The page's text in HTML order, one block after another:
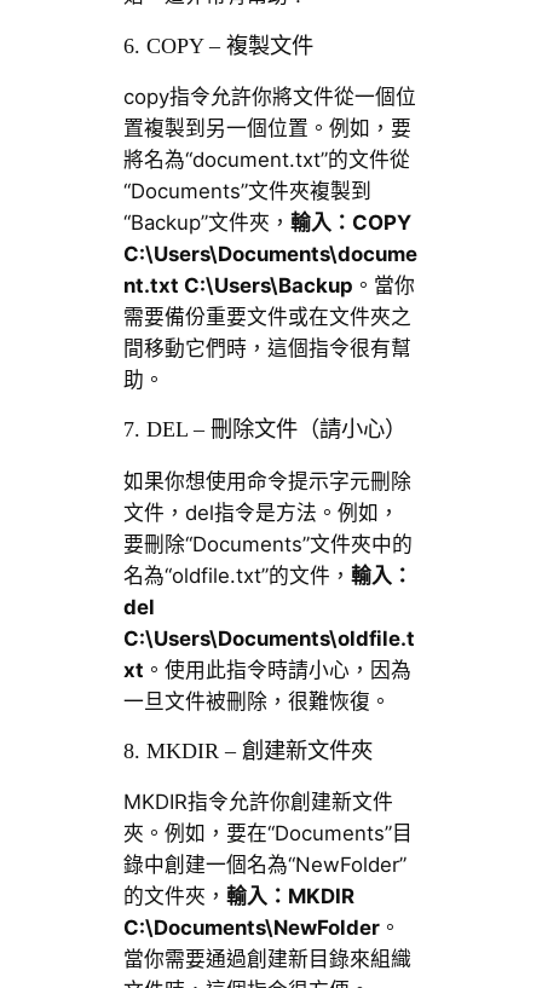
6. COPY – 複製文件
copy指令允許你將文件從一個位
置複製到另一個位置。例如，要
將名為“document.txt”的文件從
“Documents”文件夾複製到
“Backup”文件夾， 輸入： COPY
C:\Users\Documents\docume
nt.txt C:\Users\Backup 。當你
需要備份重要文件或在文件夾之
間移動它們時，這個指令很有幫
助。
7. DEL – 刪除文件（請小心）
如果你想使用命令提示字元刪除
文件，del指令是方法。例如，
要刪除“Documents”文件夾中的
名為“oldfile.txt”的文件， 輸入：
del
C:\Users\Documents\oldfile.t
xt 。使用此指令時請小心，因為
一旦文件被刪除，很難恢復。
8. MKDIR – 創建新文件夾
MKDIR指令允許你創建新文件
夾。例如，要在“Documents”目
錄中創建一個名為“NewFolder”
的文件夾， 輸入： MKDIR
C:\Documents\NewFolder。
當你需要通過創建新目錄來組織